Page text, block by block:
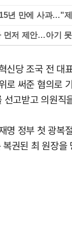
년 만에 사과…"
먼저 제안…아기
신당 조국 전 대
로 써준 혐의로
선고받고 의원직
명 정부 첫 광복
권된 최 원장을